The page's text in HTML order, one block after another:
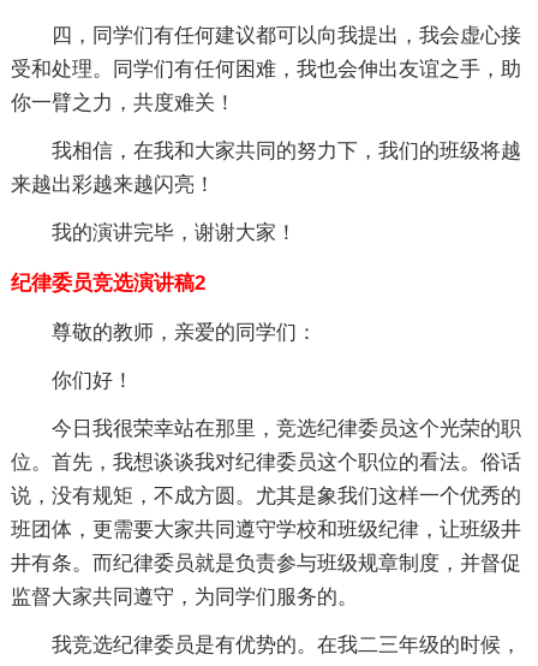
四，同学们有任何建议都可以向我提出，我会虚心接
受和处理。同学们有任何困难，我也会伸出友谊之手，助
你一臂之力，共度难关！
我相信，在我和大家共同的努力下，我们的班级将越
来越出彩越来越闪亮！
我的演讲完毕，谢谢大家！
纪律委员竞选演讲稿2
尊敬的教师，亲爱的同学们：
你们好！
今日我很荣幸站在那里，竞选纪律委员这个光荣的职
位。首先，我想谈谈我对纪律委员这个职位的看法。俗话
说，没有规矩，不成方圆。尤其是象我们这样一个优秀的
班团体，更需要大家共同遵守学校和班级纪律，让班级井
井有条。而纪律委员就是负责参与班级规章制度，并督促
监督大家共同遵守，为同学们服务的。
我竞选纪律委员是有优势的。在我二三年级的时候，